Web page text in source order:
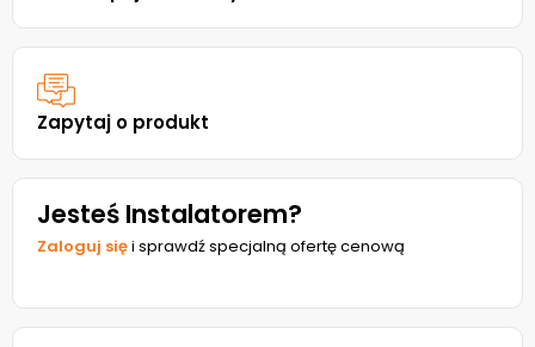
Zapytaj o produkt
Jesteś Instalatorem?
Zaloguj sięi sprawdź specjalną ofertę cenową